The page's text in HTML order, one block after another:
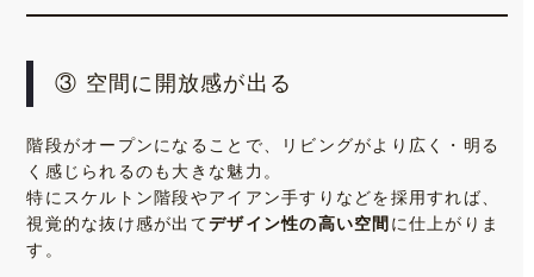
③ 空間に開放感が出る
階段がオープンになることで、リビングがより広く・明る
く感じられるのも大きな魅力。
特にスケルトン階段やアイアン手すりなどを採用すれば、
視覚的な抜け感が出てデザイン性の高い空間 に仕上がりま
す。